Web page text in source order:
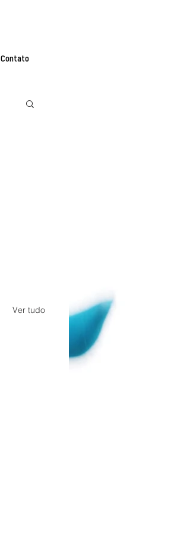
Contato
Ver tudo